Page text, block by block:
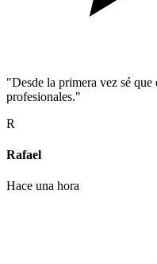
"Desde la primera vez sé que
profesionales."
R
Rafael
Hace una hora